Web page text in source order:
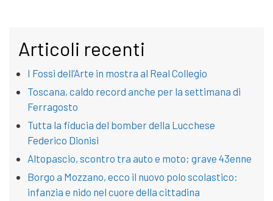
Articoli recenti
I Fossi dell’Arte in mostra al Real Collegio
Toscana, caldo record anche per la settimana di
Ferragosto
Tutta la fiducia del bomber della Lucchese
Federico Dionisi
Altopascio, scontro tra auto e moto; grave 43enne
Borgo a Mozzano, ecco il nuovo polo scolastico:
infanzia e nido nel cuore della cittadina